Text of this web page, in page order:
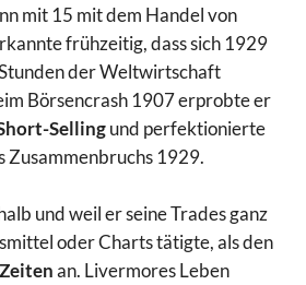
mit 15 mit dem Handel von
frühzeitig, dass sich 1929
der Weltwirtschaft
Börsencrash 1907 erprobte er
Sellingund perfektionierte
Zusammenbruchs 1929.
und weil er seine Trades ganz
oder Charts tätigte, als den
an. Livermores Leben